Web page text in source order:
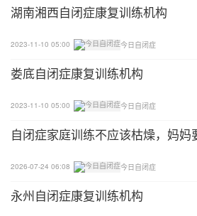
湖南湘西自闭症康复训练机构
2023-11-10 05:00 今日自闭症
娄底自闭症康复训练机构
2023-11-10 05:00 今日自闭症
自闭症家庭训练不应该枯燥，妈妈
2026-07-24 06:08 今日自闭症
永州自闭症康复训练机构